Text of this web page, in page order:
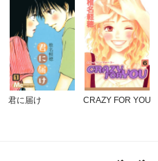
君に届け CRAZY FOR YOU